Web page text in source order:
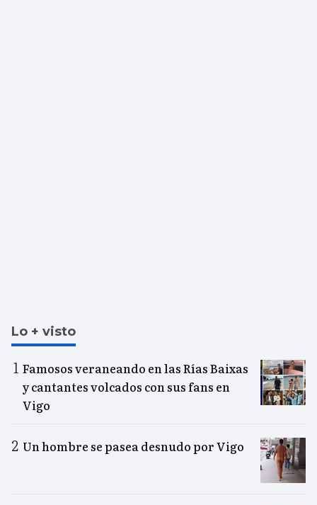
Lo + visto
Famosos veraneando en las Rías Baixas
y cantantes volcados con sus fans en
Vigo
Un hombre se pasea desnudo por Vigo